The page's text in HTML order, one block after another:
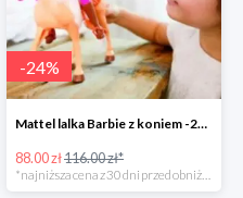
-24%
Mattel lalka Barbie z koniem -24%
88.00 zł116.00 zł*